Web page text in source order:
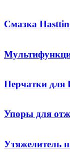
Смазка
Перчатки для
Упоры для
Утяжелитель